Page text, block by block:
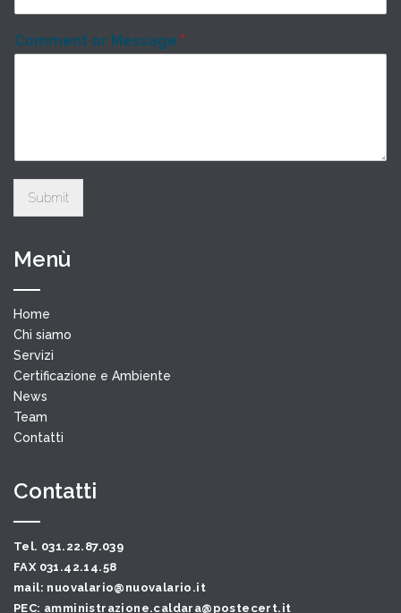
Comment or Message *
Submit
Menù
Home
Chi siamo
Servizi
Certificazione e Ambiente
News
Team
Contatti
Contatti
Tel. 031.22.87.039
FAX 031.42.14.58
mail: nuovalario@nuovalario.it
PEC: amministrazione.caldara@postecert.it